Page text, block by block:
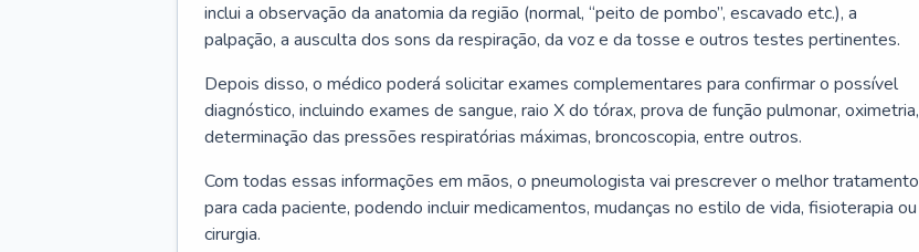
inclui a observação da anatomia da região (normal, “peito de pombo”, escavado etc.), a
palpação, a ausculta dos sons da respiração, da voz e da tosse e outros testes pertinentes.
Depois disso, o médico poderá solicitar exames complementares para confirmar o possível
diagnóstico, incluindo exames de sangue, raio X do tórax, prova de função pulmonar, oximetria,
determinação das pressões respiratórias máximas, broncoscopia, entre outros.
Com todas essas informações em mãos, o pneumologista vai prescrever o melhor tratamento
para cada paciente, podendo incluir medicamentos, mudanças no estilo de vida, fisioterapia ou
cirurgia.